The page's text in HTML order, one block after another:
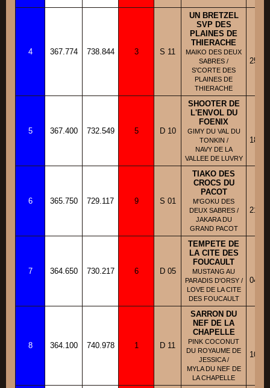
4 367.774 738.844 3 S 11
UN BRETZEL
SVP DES
PLAINES DE
THIERACHE
MAIKO DES DEUX
SABRES /
S'CORTE DES
PLAINES DE
THIERACHE
25/
5 367.400 732.549 5 D 10
SHOOTER DE
L'ENVOL DU
FOENIX
GIMY DU VAL DU
TONKIN /
NAVY DE LA
VALLEE DE LUVRY
18/
6 365.750 729.117 9 S 01
TIAKO DES
CROCS DU
PACOT
M'GOKU DES
DEUX SABRES /
JAKARA DU
GRAND PACOT
21/
7 364.650 730.217 6 D 05
TEMPETE DE
LA CITE DES
FOUCAULT
MUSTANG AU
PARADIS D'ORSY /
LOVE DE LA CITE
DES FOUCAULT
04/
8 364.100 740.978 1 D 11
SARRON DU
NEF DE LA
CHAPELLE
PINK COCONUT
DU ROYAUME DE
JESSICA /
MYLA DU NEF DE
LA CHAPELLE
10/